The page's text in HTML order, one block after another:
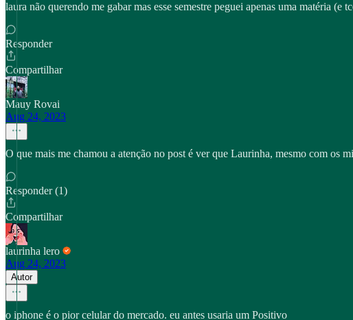
laura não querendo me gabar mas esse semestre peguei apenas uma matéria (e
Responder
Compartilhar
Mauy Rovai
Aug 24, 2023
O que mais me chamou a atenção no post é ver que Laurinha, mesmo com os
Responder (1)
Compartilhar
laurinha lero
Aug 24, 2023
Autor
o iphone é o pior celular do mercado. eu antes usaria um Positivo